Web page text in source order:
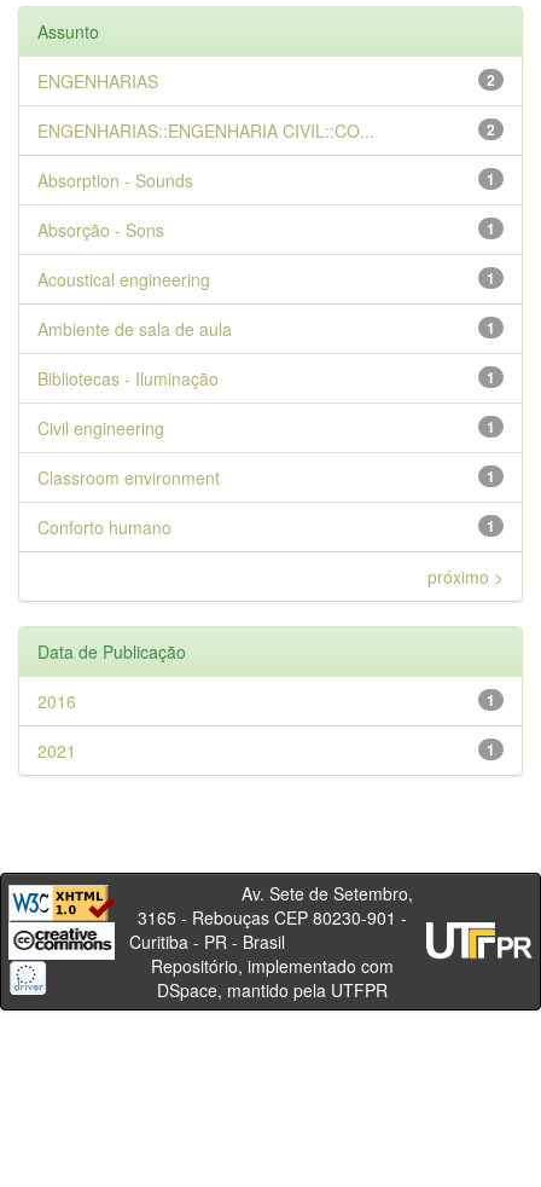
Assunto
2
ENGENHARIAS
2
ENGENHARIAS::ENGENHARIA CIVIL::CO...
1
Absorption - Sounds
1
Absorção - Sons
1
Acoustical engineering
1
Ambiente de sala de aula
1
Bibliotecas - Iluminação
1
Civil engineering
1
Classroom environment
1
Conforto humano
próximo >
Data de Publicação
1
2016
1
2021
Av. Sete de Setembro,
3165 - Rebouças CEP 80230-901 -
Curitiba - PR - Brasil
Repositório, implementado com
DSpace, mantido pela UTFPR